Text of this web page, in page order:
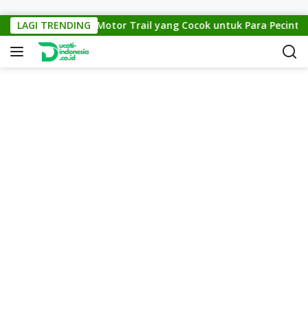
LAGI TRENDING
KTM Cross 150: Motor Trail yang Cocok untuk Para Pecinta